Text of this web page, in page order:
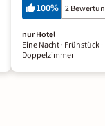
100% 2
nur Hotel
Eine Nacht· Frühstück·
Doppelzimmer